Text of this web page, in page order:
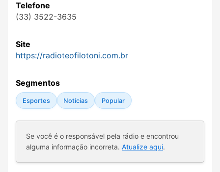
Telefone
(33) 3522-3635
Site
https://radioteofilotoni.com.br
Segmentos
Esportes Notícias Popular
Se você é o responsável pela rádio e encontrou
alguma informação incorreta. Atualize aqui.